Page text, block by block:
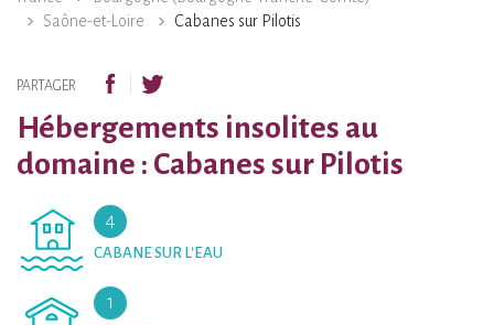
Saône-et-Loire
Cabanes sur Pilotis
PARTAGER
Hébergements insolites au
domaine : Cabanes sur Pilotis
4
CABANE SUR L'EAU
1